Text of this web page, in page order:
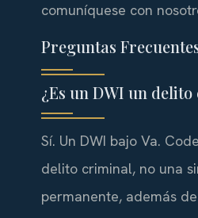
comuníquese con
Preguntas
¿Es un DWI un
Sí. Un DWI bajo Va.
delito criminal, no una
permanente, además